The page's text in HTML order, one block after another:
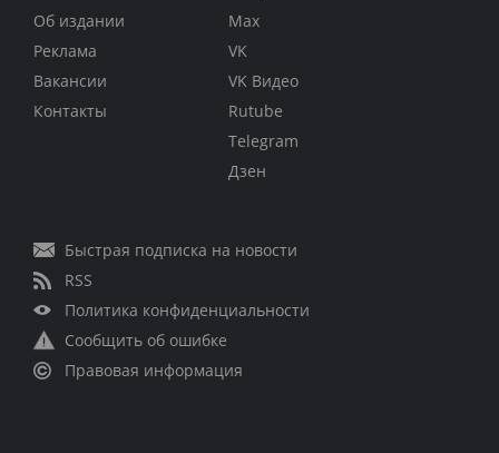
Об издании
Реклама
Вакансии
Контакты
Max
VK
VK Видео
Rutube
Telegram
Дзен
Быстрая подписка на новости
RSS
Политика конфиденциальности
Сообщить об ошибке
Правовая информация